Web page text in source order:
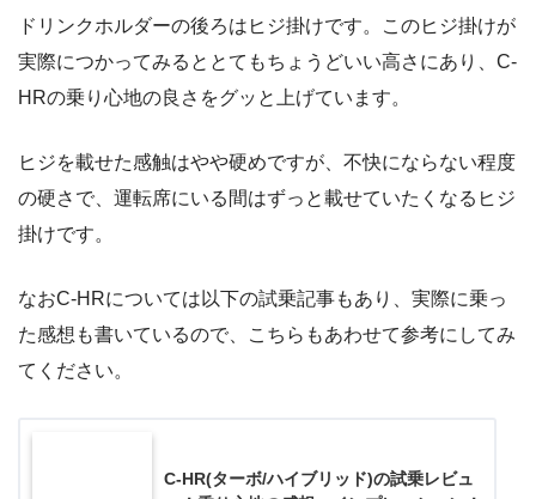
ドリンクホルダーの後ろはヒジ掛けです。このヒジ掛けが
実際につかってみるととてもちょうどいい高さにあり、C-
HRの乗り心地の良さをグッと上げています。
ヒジを載せた感触はやや硬めですが、不快にならない程度
の硬さで、運転席にいる間はずっと載せていたくなるヒジ
掛けです。
なおC-HRについては以下の試乗記事もあり、実際に乗っ
た感想も書いているので、こちらもあわせて参考にしてみ
てください。
C-HR(ターボ/ハイブリッド)の試乗レビュ